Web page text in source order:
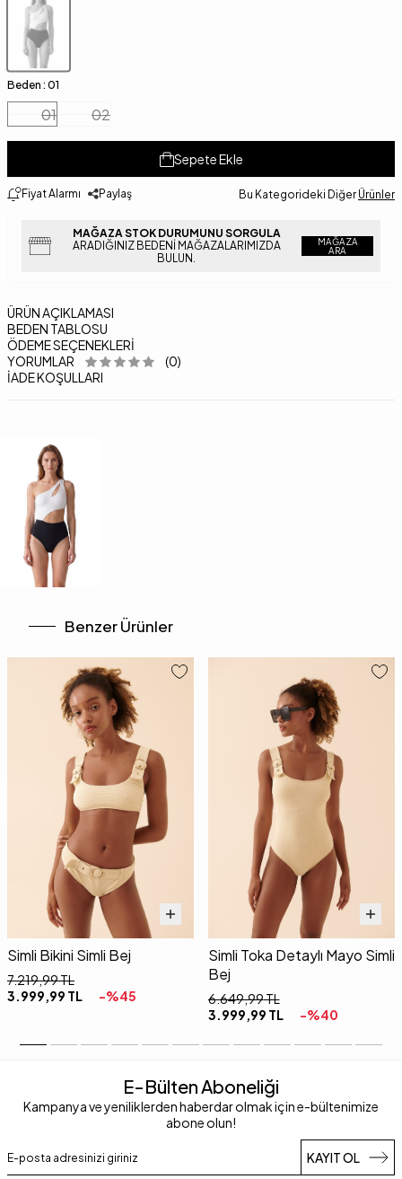
Beden : 01
01 02
Sepete Ekle
Fiyat Alarmı Paylaş Bu Kategorideki Diğer Ürünler
MAĞAZA STOK DURUMUNU SORGULA
ARADIĞINIZ BEDENI MAĞAZALARIMIZDA
BULUN.
MAĞAZA
ARA
ÜRÜN AÇIKLAMASI
BEDEN TABLOSU
ÖDEME SEÇENEKLERI
YORUMLAR
(0)
İADE KOŞULLARI
Benzer Ürünler
Simli Bikini Simli Bej
7.219,99TL
3.999,99 TL -%45
Simli Toka Detaylı Mayo Simli
Bej
6.649,99TL
3.999,99 TL -%40
E-Bülten Aboneliği
Kampanya ve yeniliklerden haberdar olmak için e-bültenimize
abone olun!
KAYIT OL